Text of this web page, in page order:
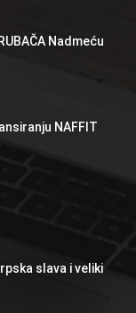
Nadmeću
NAFFIT
slava i veliki